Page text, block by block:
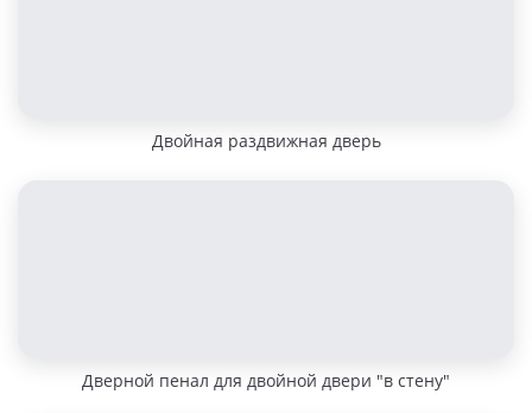
Двойная раздвижная дверь
Дверной пенал для двойной двери "в стену"